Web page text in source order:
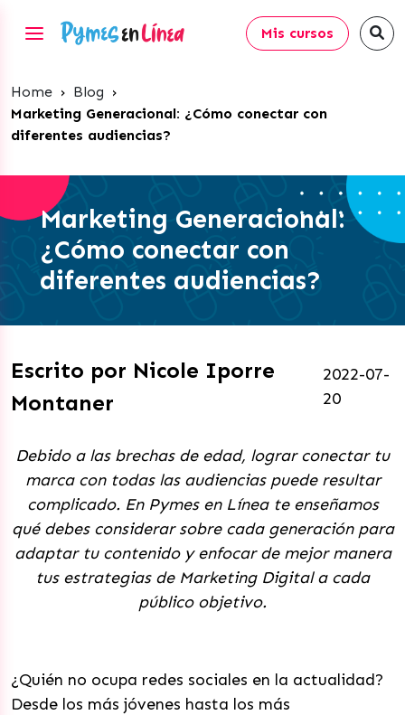
Mis cursos
Home › Blog ›
Marketing Generacional: ¿Cómo conectar con
diferentes audiencias?
Marketing Generacional:
¿Cómo conectar con
diferentes audiencias?
Escrito por Nicole Iporre
Montaner
2022-07-
20
Debido a las brechas de edad, lograr conectar tu
marca con todas las audiencias puede resultar
complicado. En Pymes en Línea te enseñamos
qué debes considerar sobre cada generación para
adaptar tu contenido y enfocar de mejor manera
tus estrategias de Marketing Digital a cada
público objetivo.
¿Quién no ocupa redes sociales en la actualidad?
Desde los más jóvenes hasta los más